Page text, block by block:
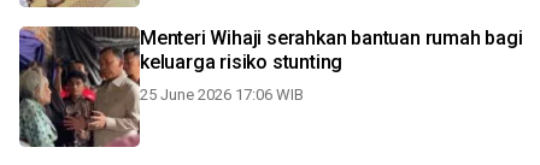
Menteri Wihaji serahkan bantuan rumah bagi
keluarga risiko stunting
25 June 2026 17:06 WIB